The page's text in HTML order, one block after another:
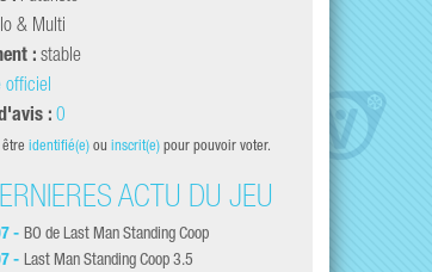
& Multi
: stable
officiel
: 0
être identifié(e) ou inscrit(e) pour pouvoir voter.
ACTU DU JEU
- BO de Last Man Standing Coop
- Last Man Standing Coop 3.5